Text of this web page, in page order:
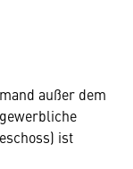
außer dem
ist